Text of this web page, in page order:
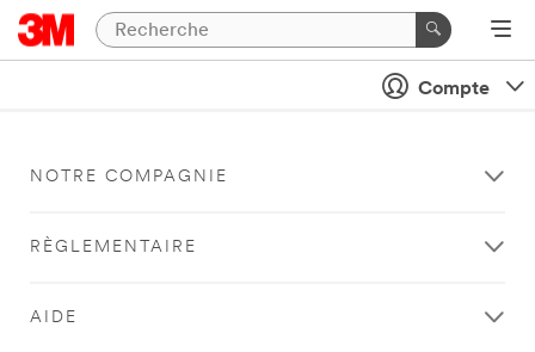
Compte
NOTRE COMPAGNIE
RÈGLEMENTAIRE
AIDE